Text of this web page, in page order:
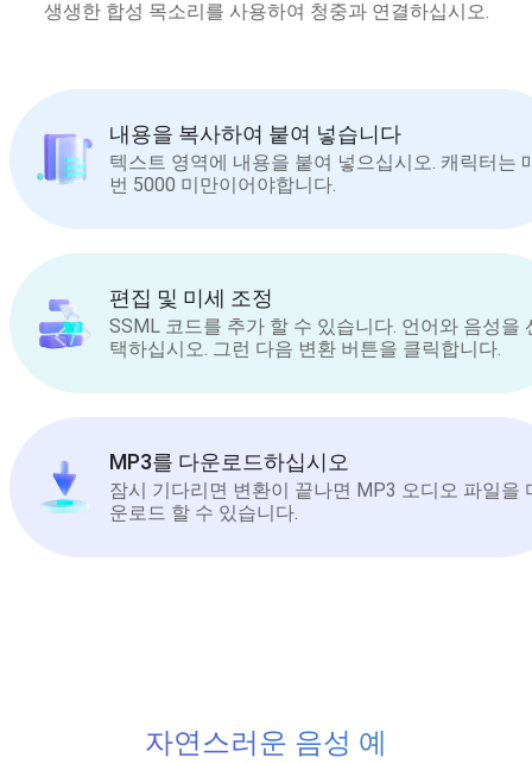
생생한 합성 목소리를 사용하여 청중과 연결하십시오.
내용을 복사하여 붙여 넣습니다
텍스트 영역에 내용을 붙여 넣으십시오. 캐릭터는
번 5000 미만이어야합니다.
편집 및 미세 조정
SSML 코드를 추가 할 수 있습니다. 언어와 음성을
택하십시오. 그런 다음 변환 버튼을 클릭합니다.
MP3를 다운로드하십시오
잠시 기다리면 변환이 끝나면 MP3 오디오 파일을
운로드 할 수 있습니다.
자연스러운 음성 예